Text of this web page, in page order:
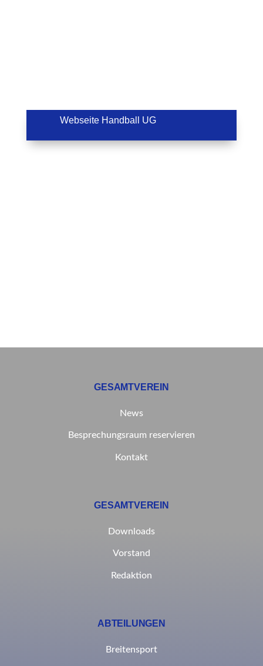
Webseite Handball UG
GESAMTVEREIN
News
Besprechungsraum reservieren
Kontakt
GESAMTVEREIN
Downloads
Vorstand
Redaktion
ABTEILUNGEN
Breitensport